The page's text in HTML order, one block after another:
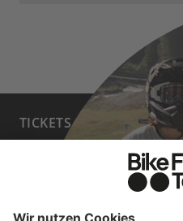
TICKETS
PARTNER WERDEN